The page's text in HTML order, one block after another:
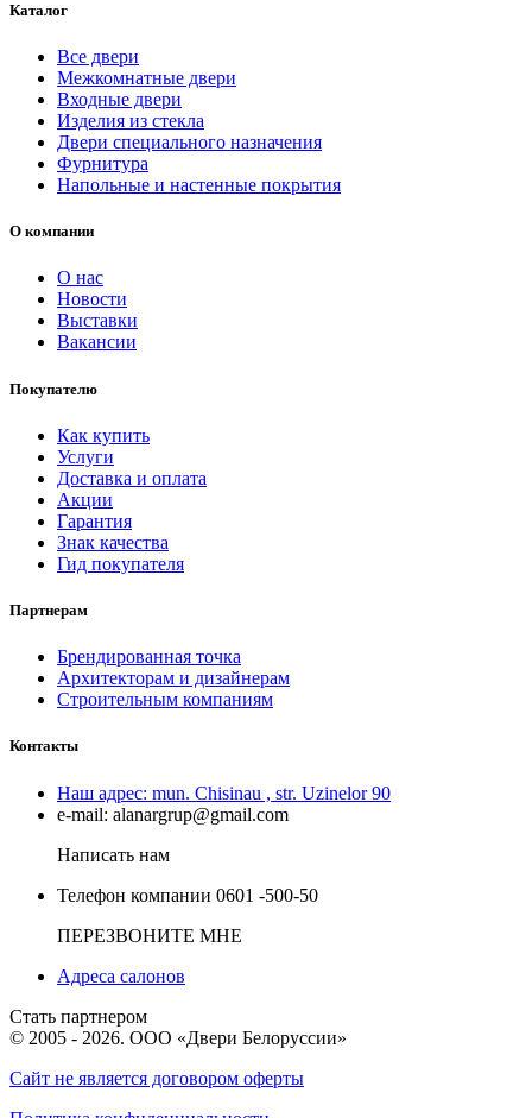
Каталог
Все двери
Межкомнатные двери
Входные двери
Изделия из стекла
Двери специального назначения
Фурнитура
Напольные и настенные покрытия
О компании
О нас
Новости
Выставки
Вакансии
Покупателю
Как купить
Услуги
Доставка и оплата
Акции
Гарантия
Знак качества
Гид покупателя
Партнерам
Брендированная точка
Архитекторам и дизайнерам
Строительным компаниям
Контакты
Наш адрес: mun. Chisinau , str. Uzinelor 90
e-mail: alanargrup@gmail.com
Написать нам
Телефон компании 0601 -500-50
ПЕРЕЗВОНИТЕ МНЕ
Адреса салонов
Стать партнером
© 2005 - 2026. ООО «Двери Белоруссии»
Сайт не является договором оферты